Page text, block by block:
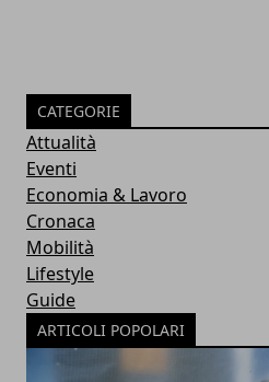
CATEGORIE
Attualità
Eventi
Economia & Lavoro
Cronaca
Mobilità
Lifestyle
Guide
ARTICOLI POPOLARI